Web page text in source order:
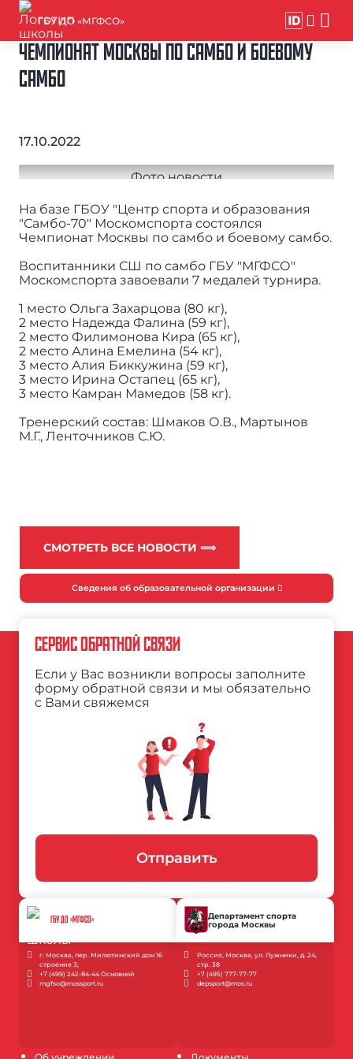
ГБУ ДО «МГФСО»
ЧЕМПИОНАТ МОСКВЫ ПО САМБО И БОЕВОМУ
САМБО
17.10.2022
На базе ГБОУ "Центр спорта и образования
"Самбо-70" Москомспорта состоялся
Чемпионат Москвы по самбо и боевому самбо.
Воспитанники СШ по самбо ГБУ "МГФСО"
Москомспорта завоевали 7 медалей турнира.
1 место Ольга Захарцова (80 кг),
2 место Надежда Фалина (59 кг),
2 место Филимонова Кира (65 кг),
2 место Алина Емелина (54 кг),
3 место Алия Биккужина (59 кг),
3 место Ирина Остапец (65 кг),
3 место Камран Мамедов (58 кг).
Тренерский состав: Шмаков О.В., Мартынов
М.Г., Ленточников С.Ю.
СМОТРЕТЬ ВСЕ НОВОСТИ ⟹
Сведения об образовательной организации
СЕРВИС ОБРАТНОЙ СВЯЗИ
Если у Вас возникли вопросы заполните
форму обратной связи и мы обязательно
с Вами свяжемся
Отправить
ГБУ ДО «МГФСО»
г. Москва, пер. Милютинский дом 16
строение 3;
+7 (499) 242-84-44 Основной
mgfso@mossport.ru
Департамент спорта
города Москвы
Россия, Москва, ул. Лужники, д. 24,
стр. 38
+7 (495) 777-77-77
depsport@mos.ru